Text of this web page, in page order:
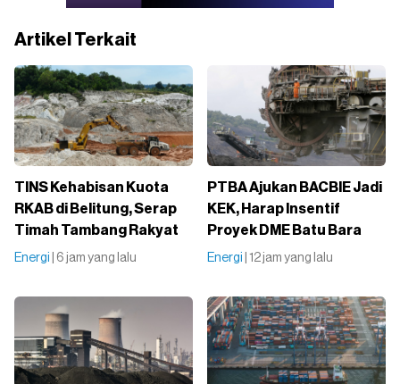
Artikel Terkait
TINS Kehabisan Kuota
RKAB di Belitung, Serap
Timah Tambang Rakyat
Energi | 6 jam yang lalu
PTBA Ajukan BACBIE Jadi
KEK, Harap Insentif
Proyek DME Batu Bara
Energi | 12 jam yang lalu